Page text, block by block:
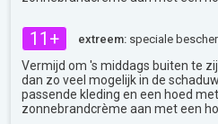
11+ extreem: speciale
Vermijd om 's middags buiten te
dan zo veel mogelijk in de
passende kleding en een hoed
zonnebrandcrème aan met een